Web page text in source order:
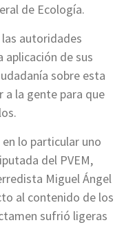
de Ecología.
autoridades
de sus
sobre esta
a la gente para que
lo particular uno
del PVEM,
Miguel Ángel
al contenido de los
sufrió ligeras